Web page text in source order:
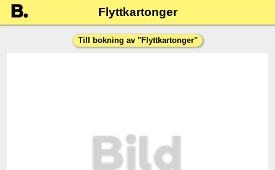
Flyttkartonger
Till bokning av "Flyttkartonger"